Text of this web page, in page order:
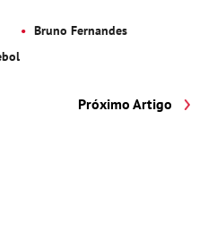
Bruno Fernandes
Próximo Artigo